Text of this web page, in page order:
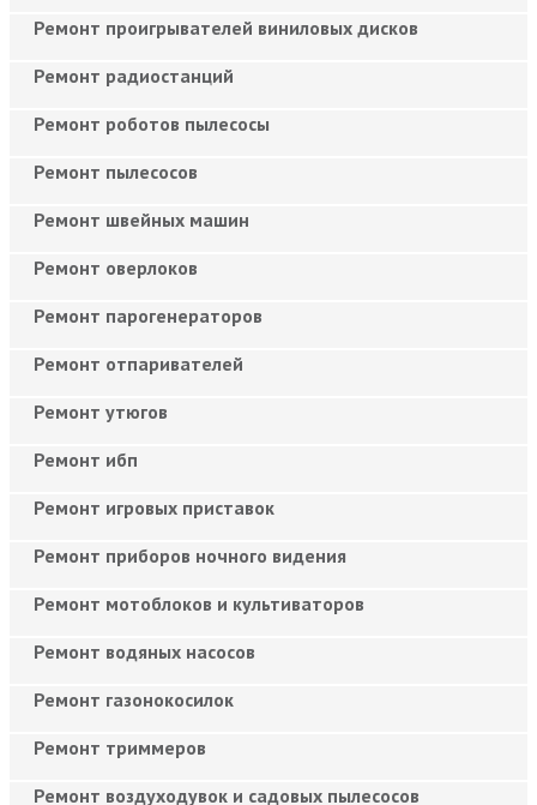
Ремонт проигрывателей виниловых дисков
Ремонт радиостанций
Ремонт роботов пылесосы
Ремонт пылесосов
Ремонт швейных машин
Ремонт оверлоков
Ремонт парогенераторов
Ремонт отпаривателей
Ремонт утюгов
Ремонт ибп
Ремонт игровых приставок
Ремонт приборов ночного видения
Ремонт мотоблоков и культиваторов
Ремонт водяных насосов
Ремонт газонокосилок
Ремонт триммеров
Ремонт воздуходувок и садовых пылесосов